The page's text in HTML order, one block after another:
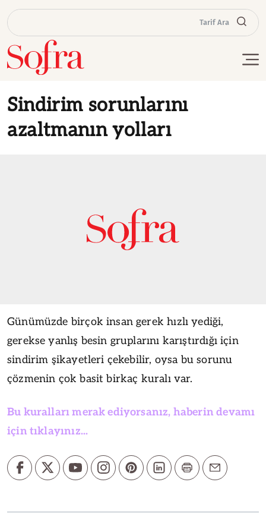
Tarif Ara
Sindirim sorunlarını
azaltmanın yolları
Günümüzde birçok insan gerek hızlı yediği,
gerekse yanlış besin gruplarını karıştırdığı için
sindirim şikayetleri çekebilir, oysa bu sorunu
çözmenin çok basit birkaç kuralı var.
Bu kuralları merak ediyorsanız, haberin devamı
için tıklayınız...